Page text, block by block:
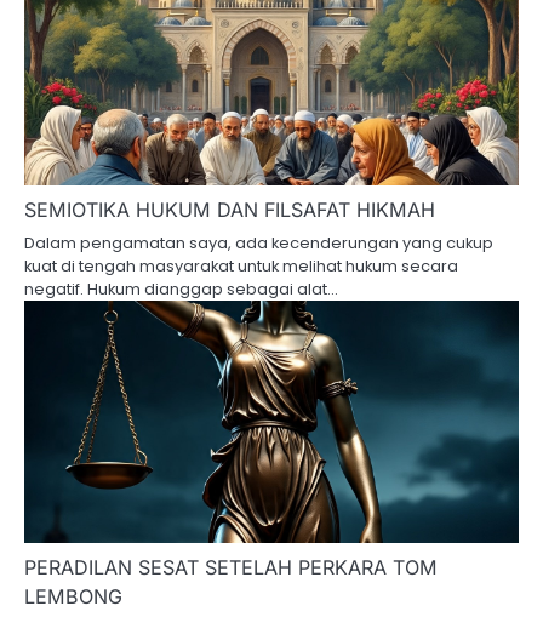
SEMIOTIKA HUKUM DAN FILSAFAT HIKMAH
Dalam pengamatan saya, ada kecenderungan yang cukup
kuat di tengah masyarakat untuk melihat hukum secara
negatif. Hukum dianggap sebagai alat…
PERADILAN SESAT SETELAH PERKARA TOM
LEMBONG